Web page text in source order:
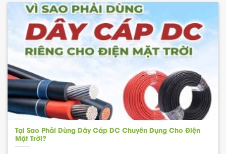
Tại Sao Phải Dùng Dây Cáp DC Chuyên Dụng Cho Điện
Mặt Trời?